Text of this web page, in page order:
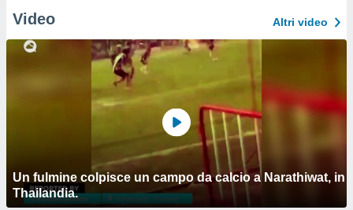
Video Altri video
Un fulmine colpisce un campo da calcio a Narathiwat, in
Thailandia.